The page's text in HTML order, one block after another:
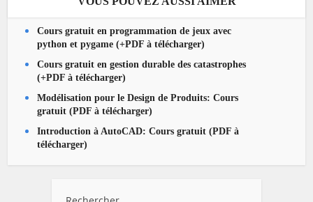
Cours gratuit en programmation de jeux avec
python et pygame (+PDF à télécharger)
Cours gratuit en gestion durable des catastrophes
(+PDF à télécharger)
Modélisation pour le Design de Produits: Cours
gratuit (PDF à télécharger)
Introduction à AutoCAD: Cours gratuit (PDF à
télécharger)